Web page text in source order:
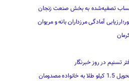
آمادگی مرزداران بانه و مریوان
تسنیم ‌در روز خبرنگار
مصدومان